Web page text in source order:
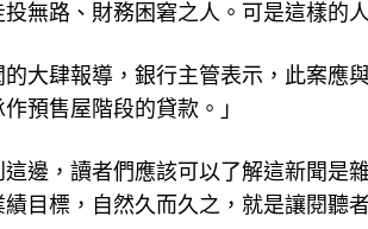
投無路、財務困窘之人。可是這樣的
的大肆報導，銀行主管表示，此案應
作預售屋階段的貸款。」
這邊，讀者們應該可以了解這新聞是
績目標，自然久而久之，就是讓閱聽